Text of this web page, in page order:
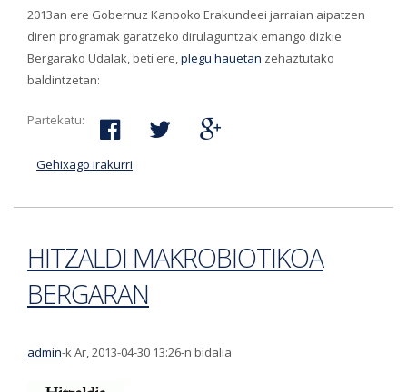
2013an ere Gobernuz Kanpoko Erakundeei jarraian aipatzen
diren programak garatzeko dirulaguntzak emango dizkie
Bergarako Udalak, beti ere,plegu hauetan zehaztutako
baldintzetan:
Partekatu:
Gehixago irakurri
buruz
HITZALDI MAKROBIOTIKOA
BERGARAN
admin-k Ar, 2013-04-30 13:26-n bidalia